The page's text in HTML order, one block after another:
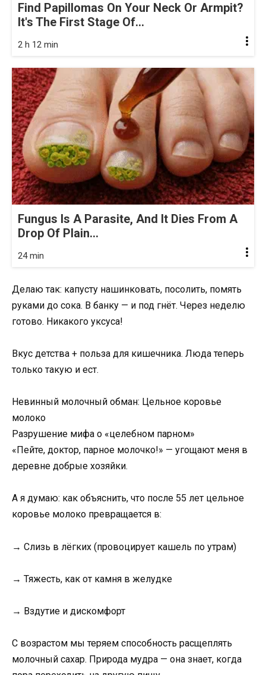
Find Papillomas On Your Neck Or Armpit?
It's The First Stage Of...
2 h 12 min
Fungus Is A Parasite, And It Dies From A
Drop Of Plain...
24 min
Делаю так: капусту нашинковать, посолить, помять
руками до сока. В банку — и под гнёт. Через неделю
готово. Никакого уксуса!
Вкус детства + польза для кишечника. Люда теперь
только такую и ест.
Невинный молочный обман: Цельное коровье
молоко
Разрушение мифа о «целебном парном»
«Пейте, доктор, парное молочко!» — угощают меня в
деревне добрые хозяйки.
А я думаю: как объяснить, что после 55 лет цельное
коровье молоко превращается в:
→ Слизь в лёгких (провоцирует кашель по утрам)
→ Тяжесть, как от камня в желудке
→ Вздутие и дискомфорт
С возрастом мы теряем способность расщеплять
молочный сахар. Природа мудра — она знает, когда